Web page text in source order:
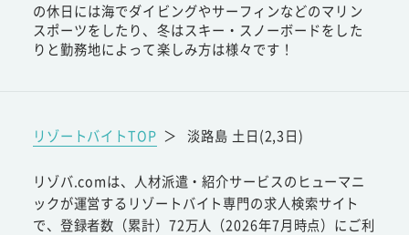
の休日には海でダイビングやサーフィンなどのマリン
スポーツをしたり、冬はスキー・スノーボードをした
りと勤務地によって楽しみ方は様々です！
リゾートバイトTOP ＞ 淡路島 土日(2,3日)
リゾバ.comは、人材派遣・紹介サービスのヒューマニ
ックが運営するリゾートバイト専門の求人検索サイト
で、登録者数（累計）72万人（2026年7月時点）にご利